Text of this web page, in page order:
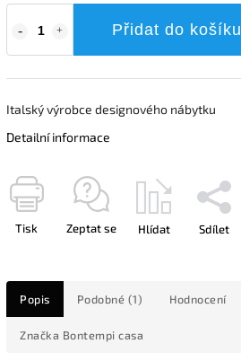
Přidat do košíku
Italský výrobce designového nábytku
Detailní informace
Tisk Zeptat se Hlídat Sdílet
Popis Podobné (1) Hodnocení
Značka Bontempi casa